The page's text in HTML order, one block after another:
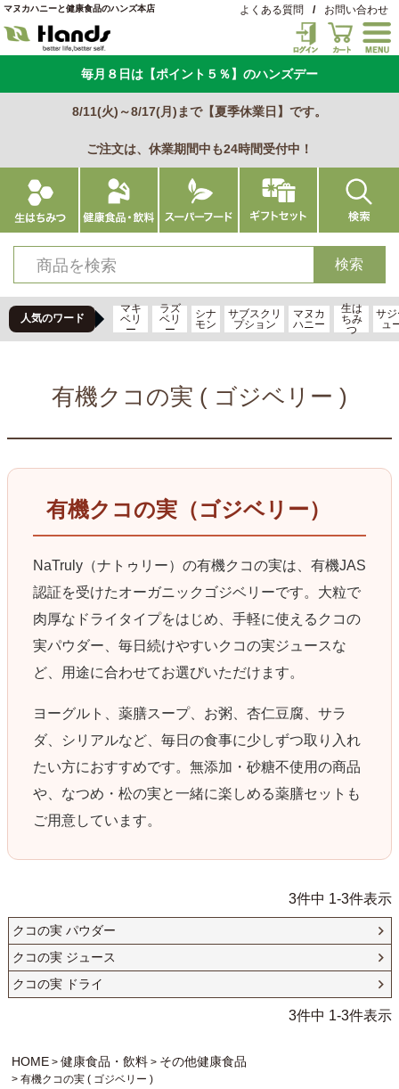
マヌカハニーと健康食品のハンズ本店 よくある質問 / お問い合わせ
毎月８日は【ポイント５％】のハンズデー
8/11(火)～8/17(月)まで【夏季休業日】です。
ご注文は、休業期間中も24時間受付中！
人気のワード
マキ
ベリ
ー
ラズ
ベリ
ー
シナ
モン
サブスクリ
プション
マヌカ
ハニー
生は
ちみ
つ
サ
ュ
有機クコの実 ( ゴジベリー )
有機クコの実（ゴジベリー）
NaTruly（ナトゥリー）の有機クコの実は、有機JAS
認証を受けたオーガニックゴジベリーです。大粒で
肉厚なドライタイプをはじめ、手軽に使えるクコの
実パウダー、毎日続けやすいクコの実ジュースな
ど、用途に合わせてお選びいただけます。
ヨーグルト、薬膳スープ、お粥、杏仁豆腐、サラ
ダ、シリアルなど、毎日の食事に少しずつ取り入れ
たい方におすすめです。無添加・砂糖不使用の商品
や、なつめ・松の実と一緒に楽しめる薬膳セットも
ご用意しています。
3件中 1-3件表示
クコの実 パウダー
クコの実 ジュース
クコの実 ドライ
3件中 1-3件表示
HOME 健康食品・飲料 その他健康食品
有機クコの実 ( ゴジベリー )